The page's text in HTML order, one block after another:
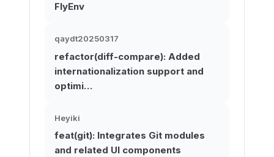
FlyEnv
qaydt20250317
refactor(diff-compare): Added
internationalization support and
optimi…
Heyiki
feat(git): Integrates Git modules
and related UI components